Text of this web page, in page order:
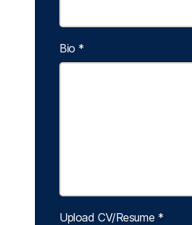
Bio *
Upload CV/Resume *